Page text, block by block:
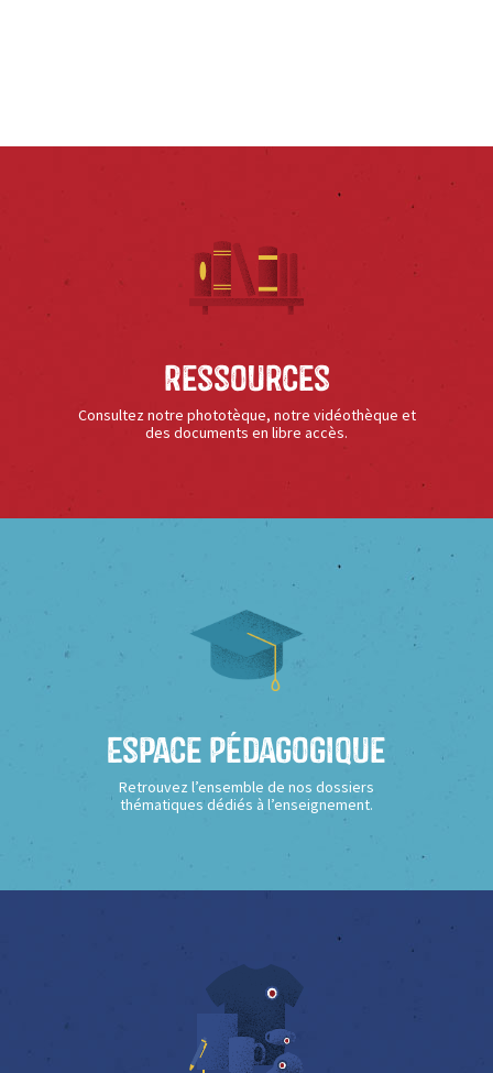
Ressources
Consultez notre phototèque, notre vidéothèque et
des documents en libre accès.
Espace Pédagogique
Retrouvez l’ensemble de nos dossiers
thématiques dédiés à l’enseignement.